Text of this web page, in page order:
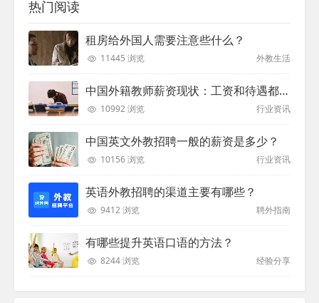
热门阅读
租房给外国人需要注意些什么？
11445 浏览 外教生活
中国外籍教师薪资现状：工资和待遇都非常高
10992 浏览 行业资讯
中国英文外教招聘一般的薪资是多少？
10156 浏览 行业资讯
英语外教招聘的渠道主要有哪些？
9412 浏览 聘外指南
有哪些提升英语口语的方法？
8244 浏览 经验分享